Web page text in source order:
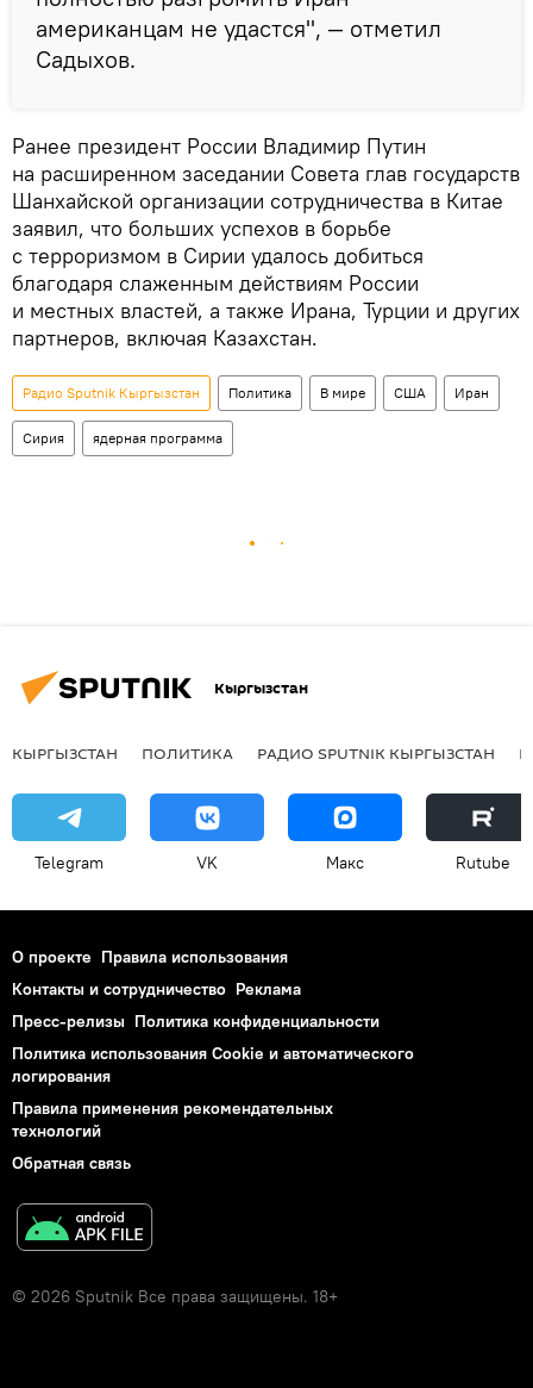
американцам не удастся", — отметил
Садыхов.
Ранее президент России Владимир Путин
на расширенном заседании Совета глав государств
Шанхайской организации сотрудничества в Китае
заявил, что больших успехов в борьбе
с терроризмом в Сирии удалось добиться
благодаря слаженным действиям России
и местных властей, а также Ирана, Турции и других
партнеров, включая Казахстан.
Радио Sputnik Кыргызстан Политика В мире США Иран
Сирия ядерная программа
Кыргызстан
КЫРГЫЗСТАН ПОЛИТИКА РАДИО SPUTNIK КЫРГЫЗСТАН
Telegram VK Макс Rutube
О проекте Правила использования
Контакты и сотрудничество Реклама
Пресс-релизы Политика конфиденциальности
Политика использования Cookie и автоматического
логирования
Правила применения рекомендательных
технологий
Обратная связь
© 2026 Sputnik Все права защищены. 18+